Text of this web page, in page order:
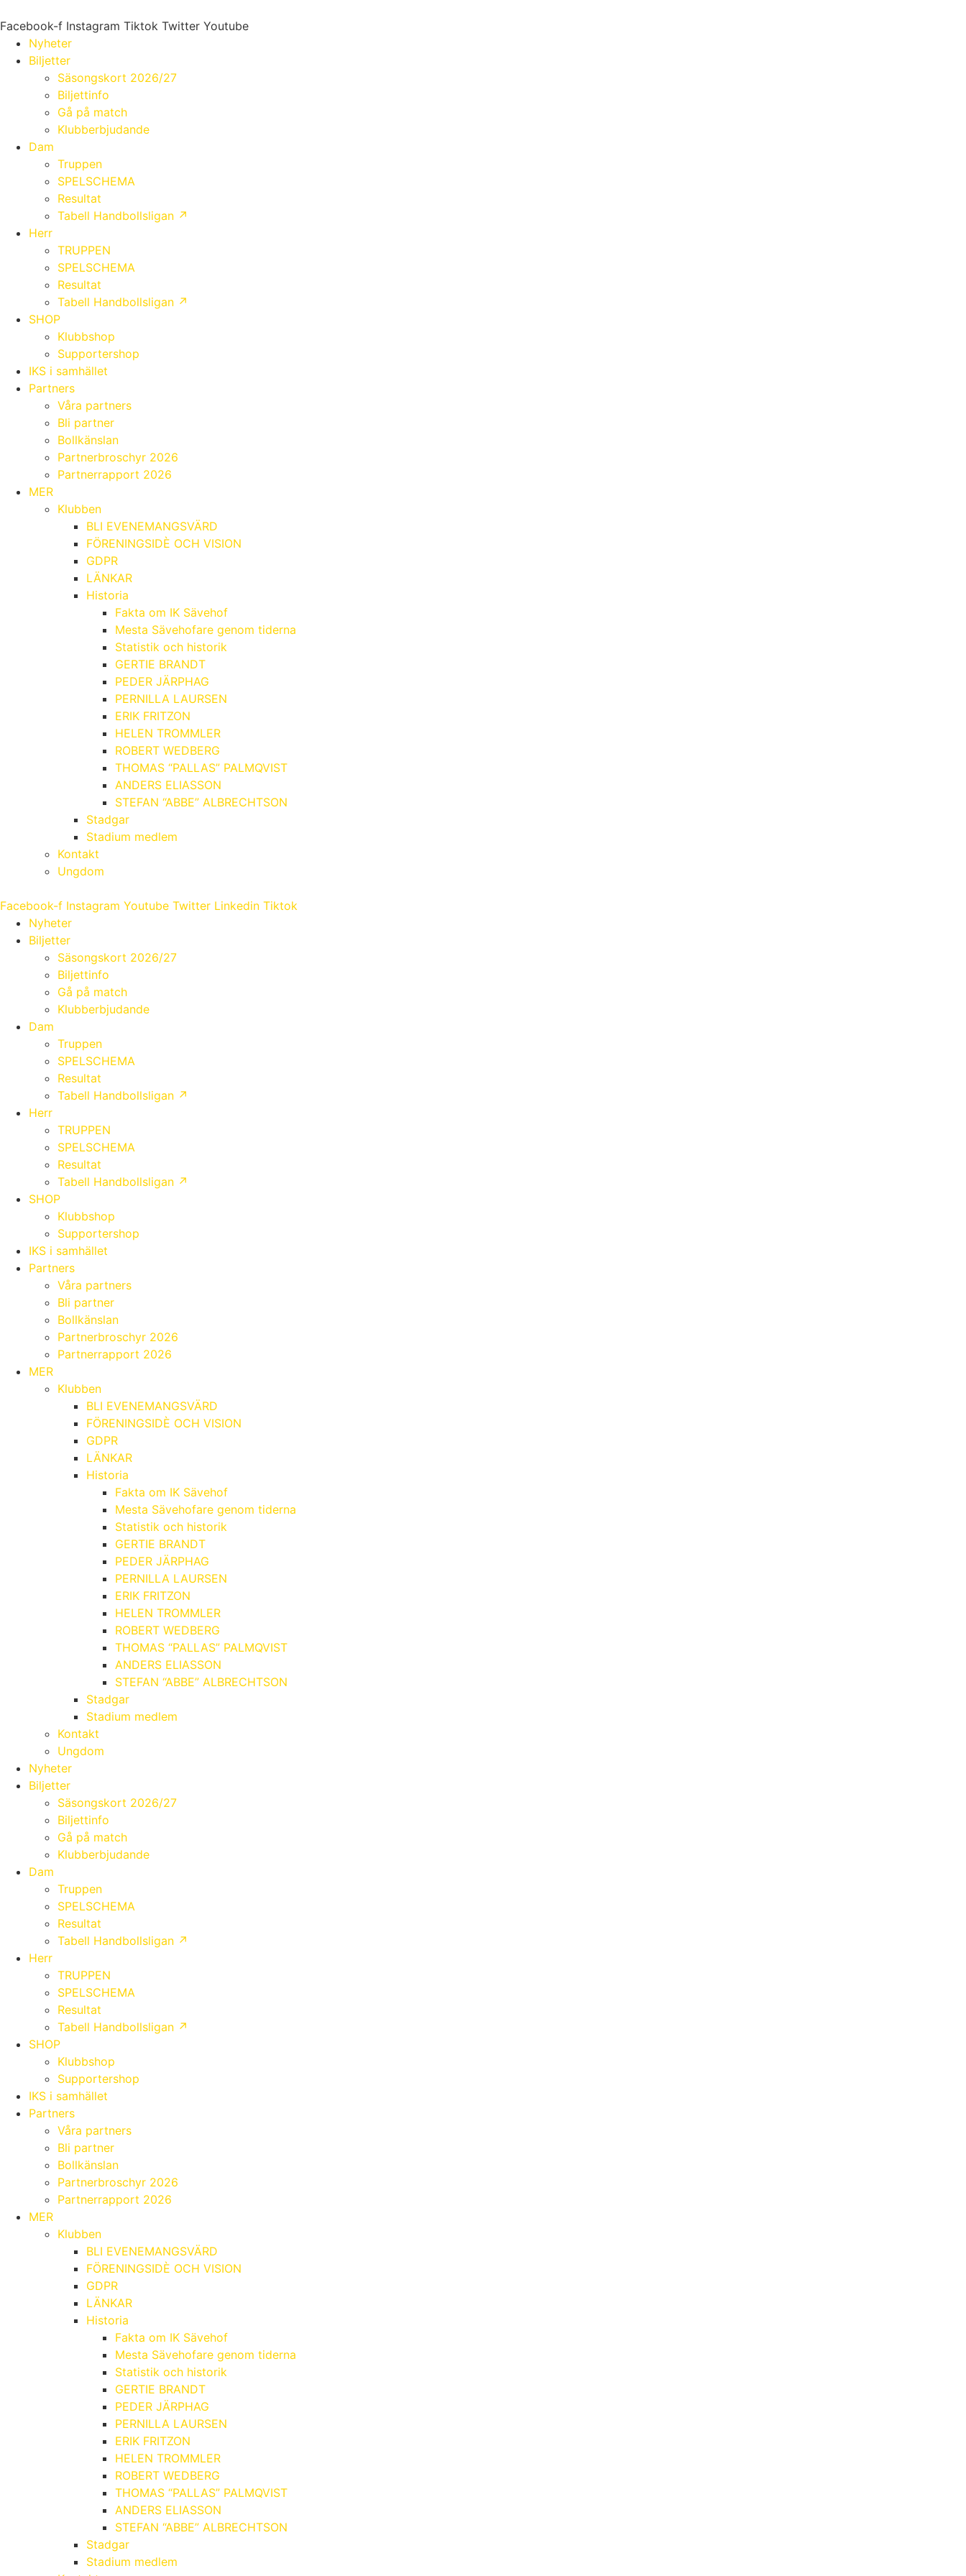
till
innehåll
Facebook-f Instagram Tiktok Twitter Youtube
Nyheter
Biljetter
Säsongskort 2026/27
Biljettinfo
Gå på match
Klubberbjudande
Dam
Truppen
SPELSCHEMA
Resultat
Tabell Handbollsligan ↗
Herr
TRUPPEN
SPELSCHEMA
Resultat
Tabell Handbollsligan ↗
SHOP
Klubbshop
Supportershop
IKS i samhället
Partners
Våra partners
Bli partner
Bollkänslan
Partnerbroschyr 2026
Partnerrapport 2026
MER
Klubben
BLI EVENEMANGSVÄRD
FÖRENINGSIDÈ OCH VISION
GDPR
LÄNKAR
Historia
Fakta om IK Sävehof
Mesta Sävehofare genom tiderna
Statistik och historik
GERTIE BRANDT
PEDER JÄRPHAG
PERNILLA LAURSEN
ERIK FRITZON
HELEN TROMMLER
ROBERT WEDBERG
THOMAS “PALLAS” PALMQVIST
ANDERS ELIASSON
STEFAN “ABBE” ALBRECHTSON
Stadgar
Stadium medlem
Kontakt
Ungdom
Facebook-f Instagram Youtube Twitter Linkedin Tiktok
Nyheter
Biljetter
Säsongskort 2026/27
Biljettinfo
Gå på match
Klubberbjudande
Dam
Truppen
SPELSCHEMA
Resultat
Tabell Handbollsligan ↗
Herr
TRUPPEN
SPELSCHEMA
Resultat
Tabell Handbollsligan ↗
SHOP
Klubbshop
Supportershop
IKS i samhället
Partners
Våra partners
Bli partner
Bollkänslan
Partnerbroschyr 2026
Partnerrapport 2026
MER
Klubben
BLI EVENEMANGSVÄRD
FÖRENINGSIDÈ OCH VISION
GDPR
LÄNKAR
Historia
Fakta om IK Sävehof
Mesta Sävehofare genom tiderna
Statistik och historik
GERTIE BRANDT
PEDER JÄRPHAG
PERNILLA LAURSEN
ERIK FRITZON
HELEN TROMMLER
ROBERT WEDBERG
THOMAS “PALLAS” PALMQVIST
ANDERS ELIASSON
STEFAN “ABBE” ALBRECHTSON
Stadgar
Stadium medlem
Kontakt
Ungdom
Nyheter
Biljetter
Säsongskort 2026/27
Biljettinfo
Gå på match
Klubberbjudande
Dam
Truppen
SPELSCHEMA
Resultat
Tabell Handbollsligan ↗
Herr
TRUPPEN
SPELSCHEMA
Resultat
Tabell Handbollsligan ↗
SHOP
Klubbshop
Supportershop
IKS i samhället
Partners
Våra partners
Bli partner
Bollkänslan
Partnerbroschyr 2026
Partnerrapport 2026
MER
Klubben
BLI EVENEMANGSVÄRD
FÖRENINGSIDÈ OCH VISION
GDPR
LÄNKAR
Historia
Fakta om IK Sävehof
Mesta Sävehofare genom tiderna
Statistik och historik
GERTIE BRANDT
PEDER JÄRPHAG
PERNILLA LAURSEN
ERIK FRITZON
HELEN TROMMLER
ROBERT WEDBERG
THOMAS “PALLAS” PALMQVIST
ANDERS ELIASSON
STEFAN “ABBE” ALBRECHTSON
Stadgar
Stadium medlem